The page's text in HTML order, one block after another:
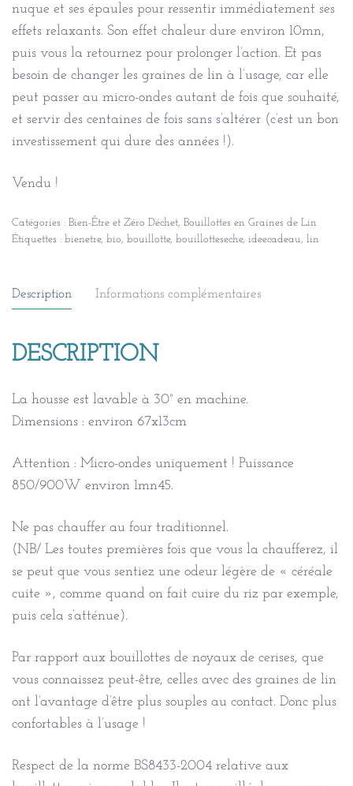
nuque et ses épaules pour ressentir immédiatement ses
effets relaxants. Son effet chaleur dure environ 10mn,
puis vous la retournez pour prolonger l’action. Et pas
besoin de changer les graines de lin à l’usage, car elle
peut passer au micro-ondes autant de fois que souhaité,
et servir des centaines de fois sans s’altérer (c’est un bon
investissement qui dure des années !).
Vendu !
Catégories : Bien-Être et Zéro Déchet, Bouillottes en Graines de Lin
Étiquettes : bienetre, bio, bouillotte, bouillotteseche, ideecadeau, lin
Description Informations complémentaires
DESCRIPTION
La housse est lavable à 30° en machine.
Dimensions : environ 67x13cm
Attention : Micro-ondes uniquement ! Puissance
850/900W environ 1mn45.
Ne pas chauffer au four traditionnel.
(NB/ Les toutes premières fois que vous la chaufferez, il
se peut que vous sentiez une odeur légère de « céréale
cuite », comme quand on fait cuire du riz par exemple,
puis cela s’atténue).
Par rapport aux bouillottes de noyaux de cerises, que
vous connaissez peut-être, celles avec des graines de lin
ont l’avantage d’être plus souples au contact. Donc plus
confortables à l’usage !
Respect de la norme BS8433-2004 relative aux